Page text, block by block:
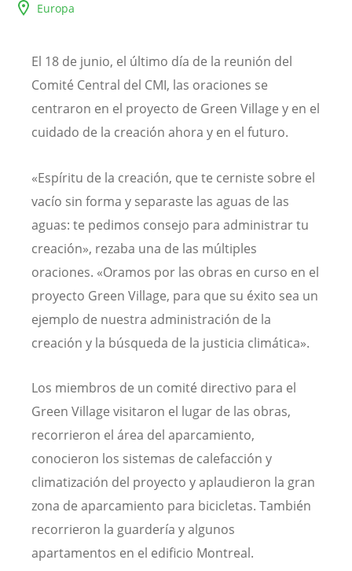
Europa
El 18 de junio, el último día de la reunión del
Comité Central del CMI, las oraciones se
centraron en el proyecto de Green Village y en el
cuidado de la creación ahora y en el futuro.
«Espíritu de la creación, que te cerniste sobre el
vacío sin forma y separaste las aguas de las
aguas: te pedimos consejo para administrar tu
creación», rezaba una de las múltiples
oraciones. «Oramos por las obras en curso en el
proyecto Green Village, para que su éxito sea un
ejemplo de nuestra administración de la
creación y la búsqueda de la justicia climática».
Los miembros de un comité directivo para el
Green Village visitaron el lugar de las obras,
recorrieron el área del aparcamiento,
conocieron los sistemas de calefacción y
climatización del proyecto y aplaudieron la gran
zona de aparcamiento para bicicletas. También
recorrieron la guardería y algunos
apartamentos en el edificio Montreal.